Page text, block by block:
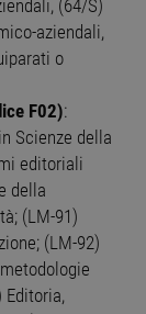
(64/S)
aziendali,
o
F02):
Scienze della
editoriali
della
(LM-91)
(LM-92)
Editoria,